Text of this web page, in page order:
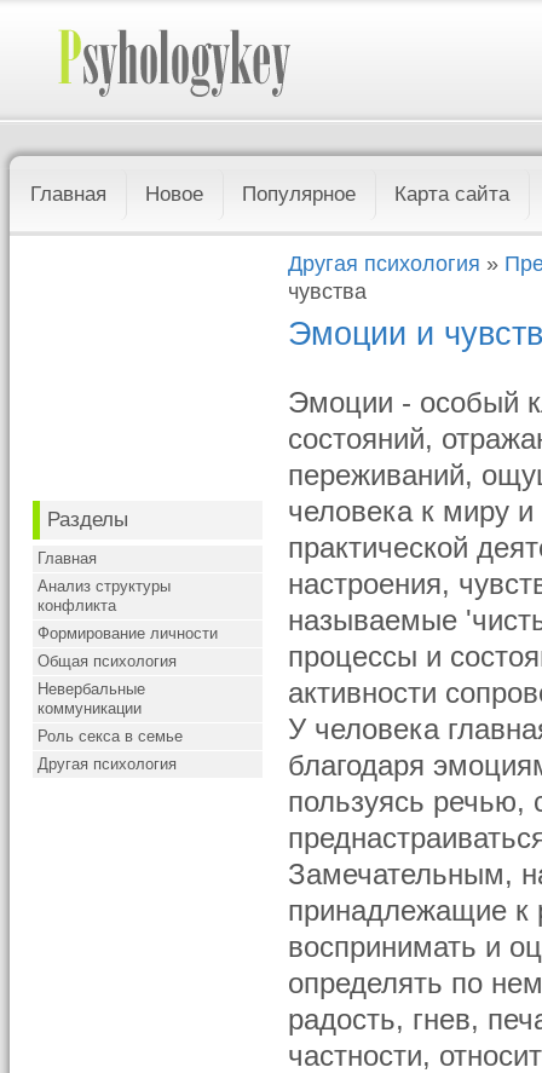
Главная Новое Популярное Карта сайта
Разделы
Главная
Анализ структуры
конфликта
Формирование личности
Общая психология
Невербальные
коммуникации
Роль секса в семье
Другая психология
Другая психология »
чувства
Эмоции и
Эмоции - особый
состояний,
переживаний,
человека к миру
практической
настроения,
называемые
процессы и
активности
У человека
благодаря
пользуясь речью,
Замечательным,
принадлежащие к
воспринимать и
определять по
радость, гнев,
частности,